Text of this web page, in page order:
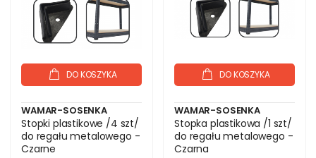
DO KOSZYKA
WAMAR-SOSENKA
Stopki plastikowe /4 szt/
do regału metalowego -
Czarne
DO KOSZYKA
WAMAR-SOSENKA
Stopka plastikowa /1 szt/
do regału metalowego -
Czarna